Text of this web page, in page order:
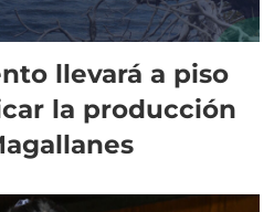
llevará a piso
la producción